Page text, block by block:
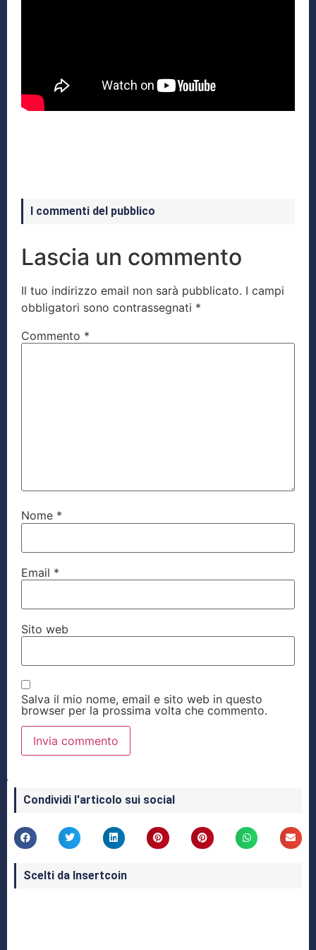
I commenti del pubblico
Lascia un commento
Il tuo indirizzo email non sarà pubblicato. I campi
obbligatori sono contrassegnati *
Commento *
Nome *
Email *
Sito web
Salva il mio nome, email e sito web in questo
browser per la prossima volta che commento.
Condividi l'articolo sui social
Scelti da Insertcoin